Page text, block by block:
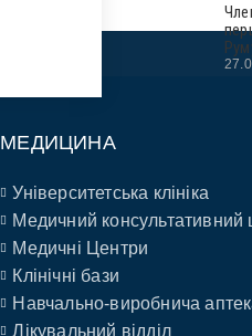
МЕДИЦИНА
Університетська клініка
Медичний консультативний
Медичні Центри
Клінічні бази
Навчально-виробнича
Лікувальний відділ